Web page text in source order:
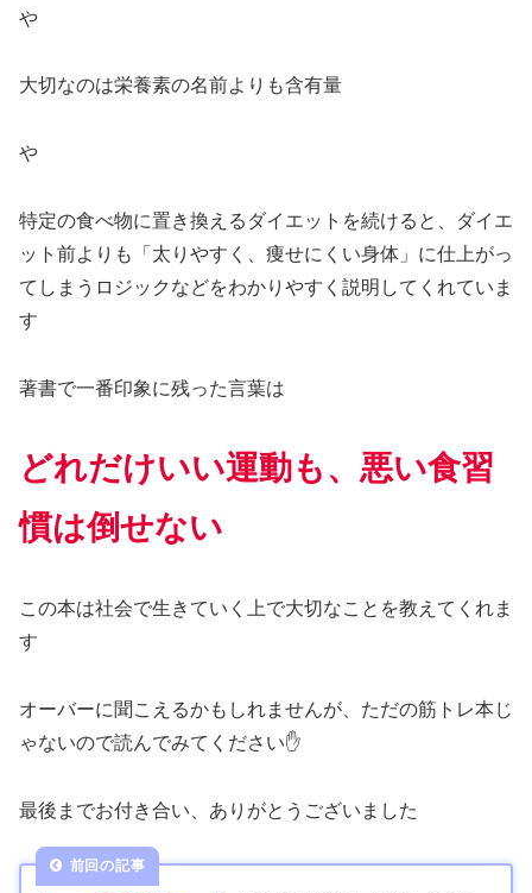
や
大切なのは栄養素の名前よりも含有量
や
特定の食べ物に置き換えるダイエットを続けると、ダイエ
ット前よりも「太りやすく、痩せにくい身体」に仕上がっ
てしまうロジックなどをわかりやすく説明してくれていま
す
著書で一番印象に残った言葉は
どれだけいい運動も、悪い食習
慣は倒せない
この本は社会で生きていく上で大切なことを教えてくれま
す
オーバーに聞こえるかもしれませんが、ただの筋トレ本じ
ゃないので読んでみてください✋
最後までお付き合い、ありがとうございました